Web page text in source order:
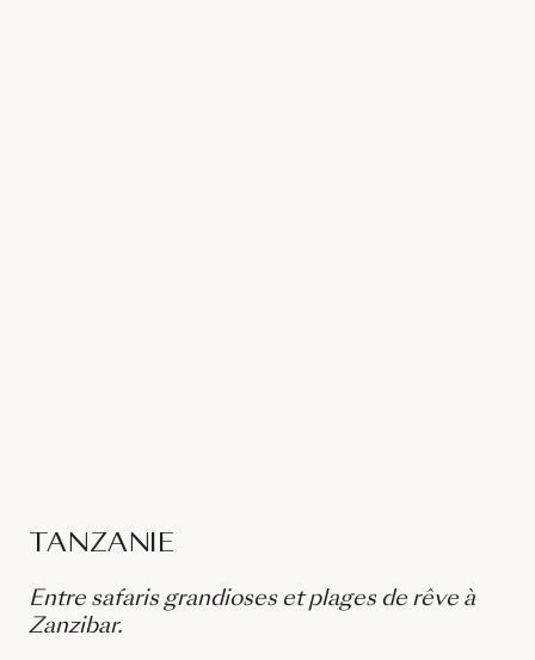
TANZANIE
Entre safaris grandioses et plages de rêve à
Zanzibar.